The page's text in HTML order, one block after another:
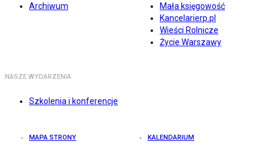
Archiwum
Mała księgowość
Kancelarierp.pl
Wieści Rolnicze
Życie Warszawy
NASZE WYDARZENIA
Szkolenia i konferencje
MAPA STRONY KALENDARIUM